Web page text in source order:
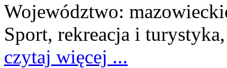
Województwo:
Sport, rekreacja i
czytaj więcej ...